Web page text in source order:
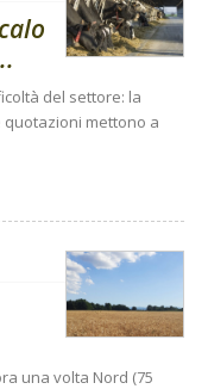
del settore: la
mettono a
una volta Nord (75